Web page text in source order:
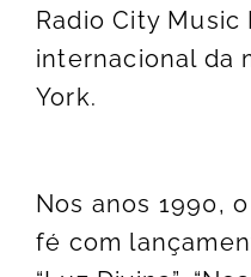
Radio City
internacional da
York.
Nos anos 1990,
fé com